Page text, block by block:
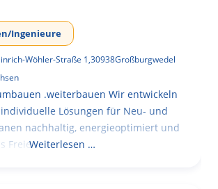
Ingenieure
Wöhler-Straße 1,30938Großburgwedel
.weiterbauen Wir entwickeln
Lösungen für Neu- und
nachhaltig, energieoptimiert und
FreieWeiterlesen …